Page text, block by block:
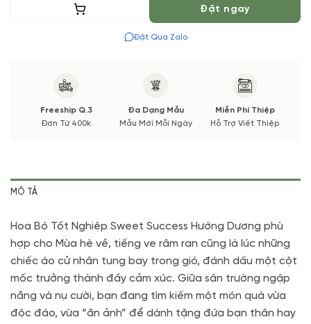
Quý khách hàng.
Thêm vào giỏ Đặt ngay
Đặt Qua Zalo
Freeship Q.3
Đơn Từ 400k
Đa Dạng Mẫu
Mẫu Mới Mỗi Ngày
Miễn Phí Thiệp
Hỗ Trợ Viết Thiệp
MÔ TẢ
Hoa Bó Tốt Nghiệp Sweet Success Hướng Dương phù
hợp cho Mùa hè về, tiếng ve râm ran cũng là lúc những
chiếc áo cử nhân tung bay trong gió, đánh dấu một cột
mốc trưởng thành đầy cảm xúc. Giữa sân trường ngập
nắng và nụ cười, bạn đang tìm kiếm một món quà vừa
độc đáo, vừa “ăn ảnh” để dành tặng đứa bạn thân hay